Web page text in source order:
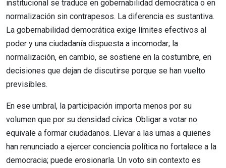
institucional se traduce en gobernabilidad democrática o en
normalización sin contrapesos. La diferencia es sustantiva.
La gobernabilidad democrática exige límites efectivos al
poder y una ciudadanía dispuesta a incomodar; la
normalización, en cambio, se sostiene en la costumbre, en
decisiones que dejan de discutirse porque se han vuelto
previsibles.
En ese umbral, la participación importa menos por su
volumen que por su densidad cívica. Obligar a votar no
equivale a formar ciudadanos. Llevar a las urnas a quienes
han renunciado a ejercer conciencia política no fortalece a la
democracia; puede erosionarla. Un voto sin contexto es